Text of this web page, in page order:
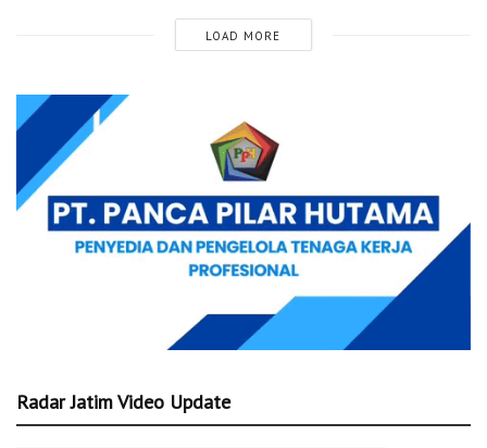
LOAD MORE
Radar Jatim Video Update